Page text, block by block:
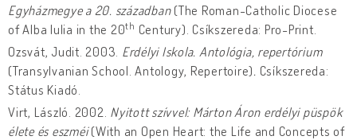
Egyházmegye a 20. században(The Roman-Catholic Diocese
of Alba Iulia in the 20th Century). Csíkszereda: Pro-Print.
Ozsvát, Judit. 2003. Erdélyi Iskola. Antológia, repertórium
(Transylvanian School. Antology, Repertoire). Csíkszereda:
Státus Kiadó.
Virt, László. 2002. Nyitott szívvel: Márton Áron erdélyi püspök
élete és eszméi(With an Open Heart: the Life and Concepts of